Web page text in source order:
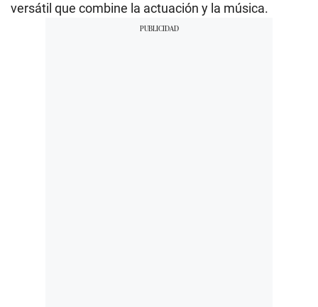
versátil que combine la actuación y la música.